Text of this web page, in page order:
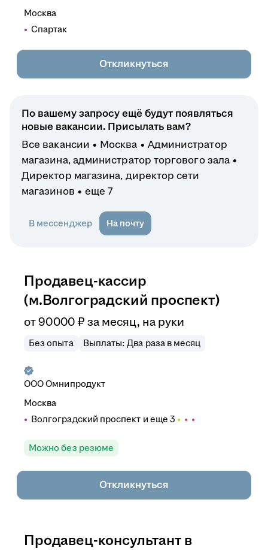
Москва
Спартак
Откликнуться
По вашему запросу ещё будут появляться
новые вакансии. Присылать вам?
Все вакансии
Москва
Администратор
магазина, администратор торгового зала
Директор магазина, директор сети
магазинов
еще 7
В мессенджер На почту
Продавец-кассир
(м.Волгоградский проспект)
от90 000 ₽ за месяц, на руки
Без опыта Выплаты: Два раза в месяц
ООООмнипродукт
Москва
Волгоградский проспект и еще 3
Можно без резюме
Откликнуться
Продавец-консультант в